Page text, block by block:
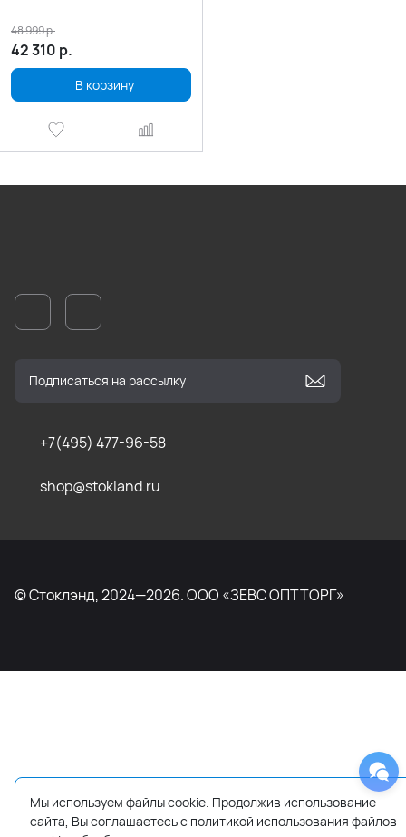
42 310 р.
48 999р.
В корзину
+7(495) 477-96-58
shop@stokland.ru
© Стоклэнд, 2024—2026. ООО «ЗЕВС ОПТТОРГ»
Мы используем файлы cookie. Продолжив использование
сайта, Вы соглашаетесь с политикой использования файлов